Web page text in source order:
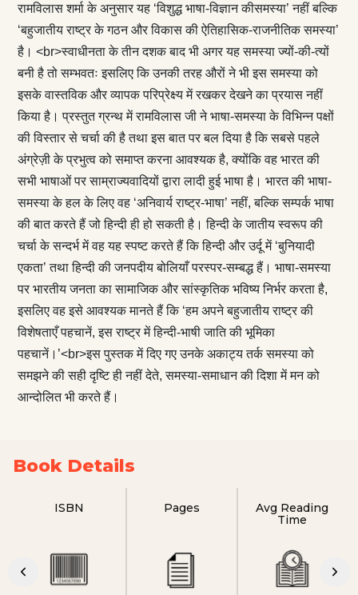
रामविलास शर्मा के अनुसार यह ‘विशुद्ध भाषा-विज्ञान कीसमस्या’ नहीं बल्कि
‘बहुजातीय राष्ट्र के गठन और विकास की ऐतिहासिक-राजनीतिक समस्या’
है। <br>स्वाधीनता के तीन दशक बाद भी अगर यह समस्या ज्यों-की-त्यों
बनी है तो सम्भवतः इसलिए कि उनकी तरह औरों ने भी इस समस्या को
इसके वास्तविक और व्यापक परिप्रेक्ष्य में रखकर देखने का प्रयास नहीं
किया है। प्रस्तुत ग्रन्थ में रामविलास जी ने भाषा-समस्या के विभिन्न पक्षों
की विस्तार से चर्चा की है तथा इस बात पर बल दिया है कि सबसे पहले
अंग्रेज़ी के प्रभुत्व को समाप्त करना आवश्यक है, क्योंकि वह भारत की
सभी भाषाओं पर साम्राज्यवादियों द्वारा लादी हुई भाषा है। भारत की भाषा-
समस्या के हल के लिए वह ‘अनिवार्य राष्ट्र-भाषा’ नहीं, बल्कि सम्पर्क भाषा
की बात करते हैं जो हिन्दी ही हो सकती है। हिन्दी के जातीय स्वरूप की
चर्चा के सन्दर्भ में वह यह स्पष्ट करते हैं कि हिन्दी और उर्दू में ‘बुनियादी
एकता’ तथा हिन्दी की जनपदीय बोलियाँ परस्पर-सम्बद्ध हैं। भाषा-समस्या
पर भारतीय जनता का सामाजिक और सांस्कृतिक भविष्य निर्भर करता है,
इसलिए वह इसे आवश्यक मानते हैं कि ‘हम अपने बहुजातीय राष्ट्र की
विशेषताएँ पहचानें, इस राष्ट्र में हिन्दी-भाषी जाति की भूमिका
पहचानें।’<br>इस पुस्तक में दिए गए उनके अकाट्य तर्क समस्या को
समझने की सही दृष्टि ही नहीं देते, समस्या-समाधान की दिशा में मन को
आन्दोलित भी करते हैं।
Book Details
ISBN Pages
Avg Reading
Time